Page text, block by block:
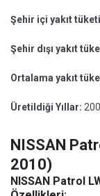
Şehir içi yakıt
Şehir dışı yakıt
Ortalama yakıt
Üretildiği Yıllar:
NISSAN
2010)
NISSAN Patrol